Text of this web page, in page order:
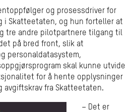
og prosessdriver for
i Skatteetaten, og hun forteller at
tre andre pilotpartnere tilgang til
på bred front, slik at
personaldatasystem,
skal kunne utvide
for å hente opplysninger
avgiftskrav fra Skatteetaten.
– Det er